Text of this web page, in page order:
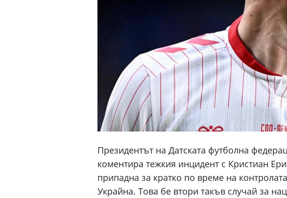
Президентът на Датската футболна
коментира тежкия инцидент с Кристиан
припадна за кратко по време на
Украйна. Това бе втори такъв случай за